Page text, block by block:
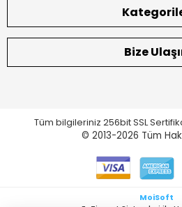
Bize
Tüm bilgileriniz 256bit SSL
© 2013-2026 Tüm
MoiSoft